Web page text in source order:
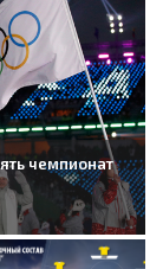
чемпионат